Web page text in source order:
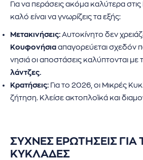
Για να περάσεις ακόμα καλύτερα
καλό είναι να γνωρίζεις τα εξής:
Μετακινήσεις: Αυτοκίνητο δεν
Κουφονήσια απαγορεύεται σχεδόν
νησιά οι αποστάσεις καλύπτονται με
λάντζες.
Κρατήσεις: Για το 2026, οι Μικρές
ζήτηση. Κλείσε ακτοπλοϊκά και
ΣΥΧΝΕΣ ΕΡΩΤΗΣΕΙΣ ΓΙΑ
ΚΥΚΛΑΔΕΣ